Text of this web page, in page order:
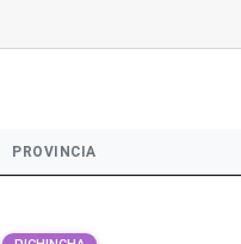
PROVINCIA